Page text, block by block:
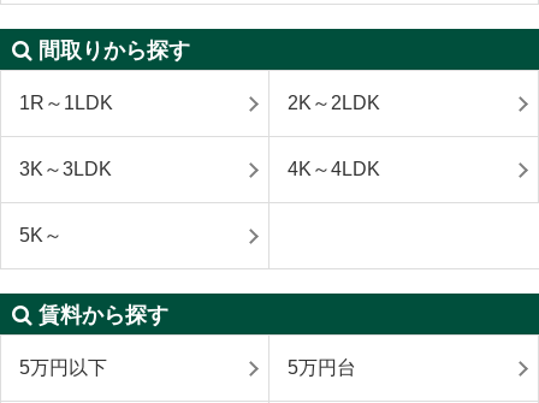
間取りから探す
1R～1LDK 2K～2LDK
3K～3LDK 4K～4LDK
5K～
賃料から探す
5万円以下 5万円台